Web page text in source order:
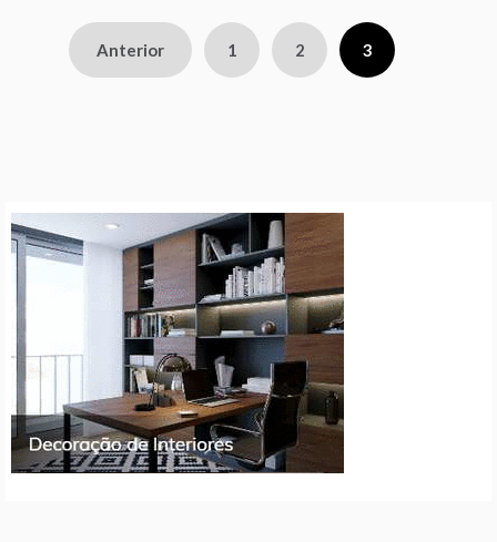
Anterior 1 2 3